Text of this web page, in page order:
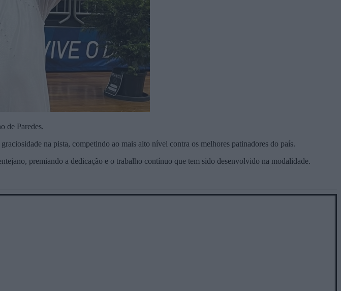
de Paredes.
na pista, competindo ao mais alto nível contra os melhores patinadores do país.
premiando a dedicação e o trabalho contínuo que tem sido desenvolvido na modalidade.